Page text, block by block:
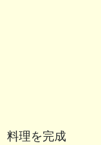
料理を完成